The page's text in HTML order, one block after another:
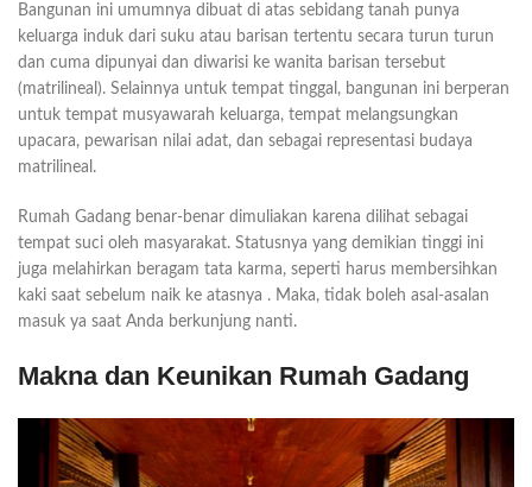
Bangunan ini umumnya dibuat di atas sebidang tanah punya
keluarga induk dari suku atau barisan tertentu secara turun turun
dan cuma dipunyai dan diwarisi ke wanita barisan tersebut
(matrilineal). Selainnya untuk tempat tinggal, bangunan ini berperan
untuk tempat musyawarah keluarga, tempat melangsungkan
upacara, pewarisan nilai adat, dan sebagai representasi budaya
matrilineal.
Rumah Gadang benar-benar dimuliakan karena dilihat sebagai
tempat suci oleh masyarakat. Statusnya yang demikian tinggi ini
juga melahirkan beragam tata karma, seperti harus membersihkan
kaki saat sebelum naik ke atasnya . Maka, tidak boleh asal-asalan
masuk ya saat Anda berkunjung nanti.
Makna dan Keunikan Rumah Gadang